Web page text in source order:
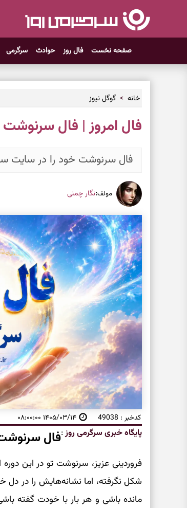
صفحه نخست فال روز حوادث سرگرمی
خانه گوگل نیوز
فال امروز | فال سرنوشت امروز
فال سرنوشت خود را در سایت
مولف:نگار چمنی
کدخبر : 49038 ۱۴۰۵/۰۳/۱۴ ۰۸:۰۰:۰۰
پایگاه خبری سرگرمی روز:فال
فروردینی عزیز، سرنوشت تو در این
شکل نگرفته، اما نشانه‌هایش را در
مانده باشی و هر بار با خودت گفته